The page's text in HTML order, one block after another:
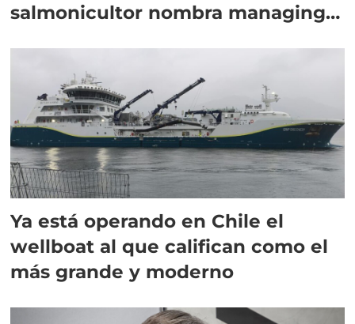
salmonicultor nombra managing
Ya está operando en Chile el
wellboat al que califican como el
más grande y moderno